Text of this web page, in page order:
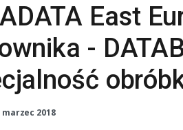
East
-
2018